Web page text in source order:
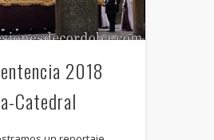
2018
Catedral